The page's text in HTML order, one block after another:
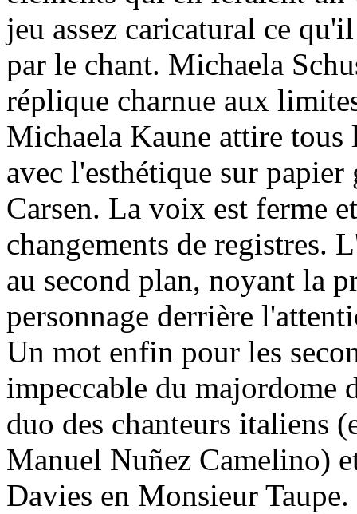
jeu assez caricatural ce
par le chant. Michaela
réplique charnue aux
Michaela Kaune attire tous
avec l'esthétique sur
Carsen. La voix est ferme
changements de registres.
au second plan, noyant la
personnage derrière
Un mot enfin pour les
impeccable du majordome
duo des chanteurs italiens
Manuel Nuñez Camelino)
Davies en Monsieur Taupe.